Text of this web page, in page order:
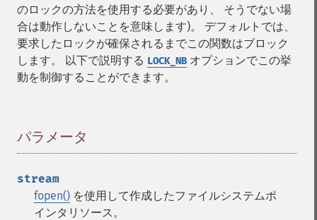
のロックの方法を使用する必要があり、 そうでない場
合は動作しないことを意味します)。 デフォルトでは、
要求したロックが確保されるまでこの関数はブロック
します。 以下で説明する LOCK_NB オプションでこの挙
動を制御することができます。
パラメータ
stream
fopen() を使用して作成したファイルシステムポ
インタリソース。